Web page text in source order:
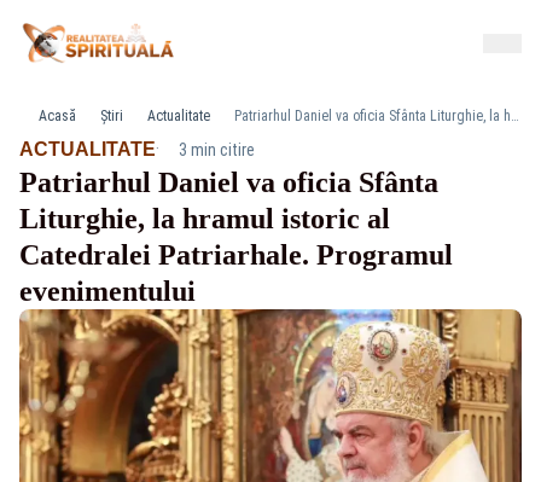
Acasă Știri Actualitate Patriarhul Daniel va oficia Sfânta Liturghie, la hramul istoric al Catedralei Patriarhale. Programul evenimentului
ACTUALITATE· 3 min citire
Patriarhul Daniel va oficia Sfânta
Liturghie, la hramul istoric al
Catedralei Patriarhale. Programul
evenimentului